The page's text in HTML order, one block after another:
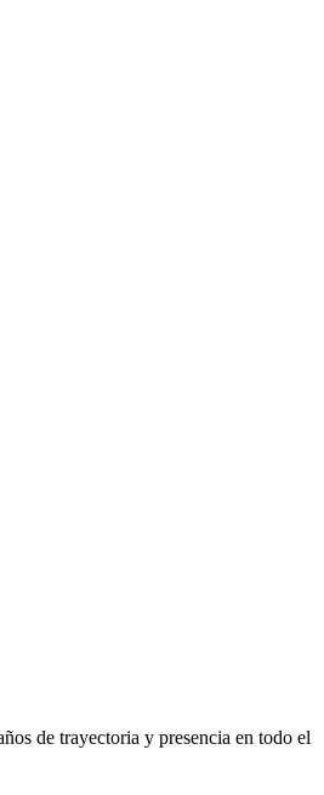
de trayectoria y presencia en todo el